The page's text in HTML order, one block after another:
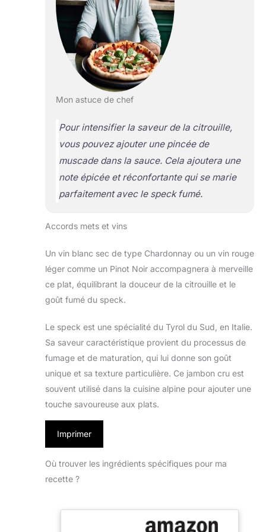
Mon astuce de chef
Pour intensifier la saveur de la citrouille,
vous pouvez ajouter une pincée de
muscade dans la sauce. Cela ajoutera une
note épicée et réconfortante qui se marie
parfaitement avec le speck fumé.
Accords mets et vins
Un vin blanc sec de type Chardonnay ou un vin rouge
léger comme un Pinot Noir accompagnera à merveille
ce plat, équilibrant la douceur de la citrouille et le
goût fumé du speck.
Le speck est une spécialité du Tyrol du Sud, en Italie.
Sa saveur caractéristique provient du processus de
fumage et de maturation, qui lui donne son goût
unique et sa texture particulière. Ce jambon cru est
souvent utilisé dans la cuisine alpine pour ajouter une
touche savoureuse aux plats.
Imprimer
Où trouver les ingrédients spécifiques pour ma
recette ?